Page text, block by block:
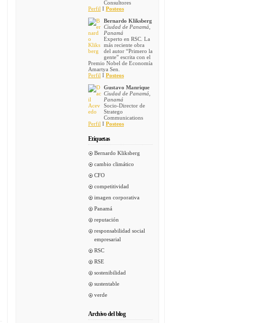
Consultores
Perfil I Posteos
Bernardo Kliksberg
Ciudad de Panamá,
Panamá
Experto en RSC. La
más reciente obra
del autor “Primero la
gente” escrita con el
Premio Nobel de Economía
Amartya Sen.
Perfil I Posteos
Gustavo Manrique
Ciudad de Panamá,
Panamá
Socio-Director de
Stratego
Communications
Perfil I Posteos
Etiquetas
Bernardo Kliksberg
cambio climático
CFO
competitividad
imagen corporativa
Panamá
reputación
responsabilidad social
empresarial
RSC
RSE
sostenibilidad
sustentable
verde
Archivo del blog